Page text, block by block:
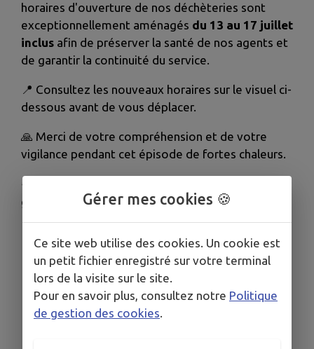
horaires d'ouverture de nos déchèteries sont
exceptionnellement aménagés du 13 au 17 juillet
inclus afin de préserver la santé de nos agents et
de garantir la continuité du service.
📍 Consultez les nouveaux horaires sur le visuel ci-
dessous avant de vous déplacer.
🙏 Merci de votre compréhension et de votre
vigilance pendant cet épisode de fortes chaleurs.
♻️
gestes pour préserver notre environnement.
Gérer mes cookies 🍪
Ce site web utilise des cookies. Un cookie est
un petit fichier enregistré sur votre terminal
lors de la visite sur le site.
Pour en savoir plus, consultez notre Politique
de gestion des cookies